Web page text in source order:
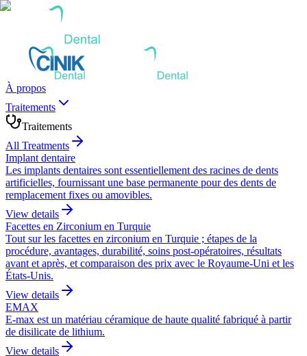
À propos
Traitements
Traitements
All Treatments
Implant dentaire
Les implants dentaires sont essentiellement des racines de dents
artificielles, fournissant une base permanente pour des dents de
remplacement fixes ou amovibles.
View details
Facettes en Zirconium en Turquie
Tout sur les facettes en zirconium en Turquie ; étapes de la
procédure, avantages, durabilité, soins post-opératoires, résultats
avant et après, et comparaison des prix avec le Royaume-Uni et les
États-Unis.
View details
EMAX
E-max est un matériau céramique de haute qualité fabriqué à partir
de disilicate de lithium.
View details